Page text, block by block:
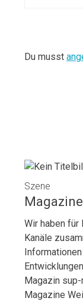
Du musst
Szene
Wir haben für
Kanäle
Magazin
Magazine